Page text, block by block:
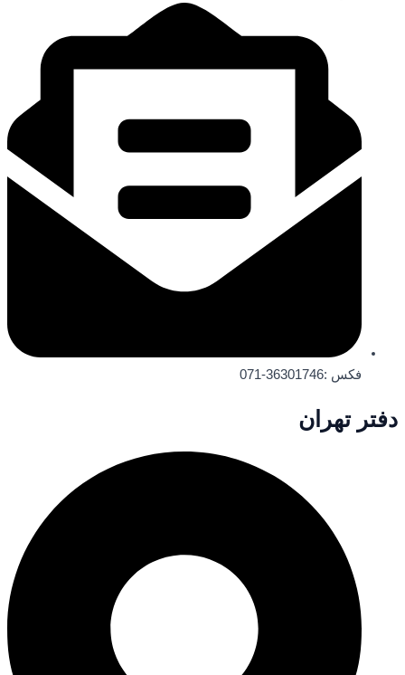
فکس :36301746-071
دفتر تهران